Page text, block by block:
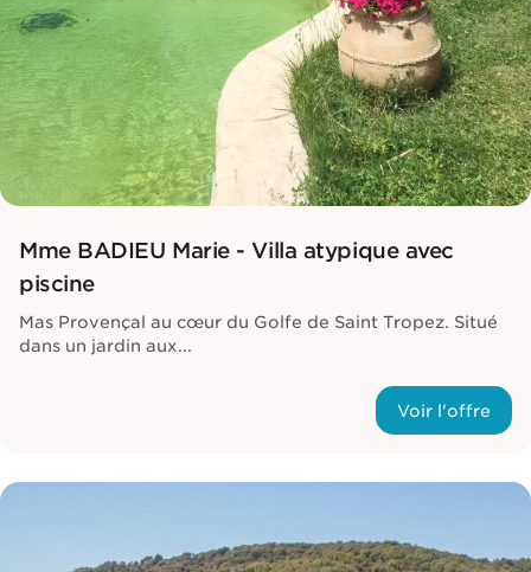
Mme BADIEU Marie - Villa atypique avec
piscine
Mas Provençal au cœur du Golfe de Saint Tropez. Situé
dans un jardin aux...
Voir l'offre